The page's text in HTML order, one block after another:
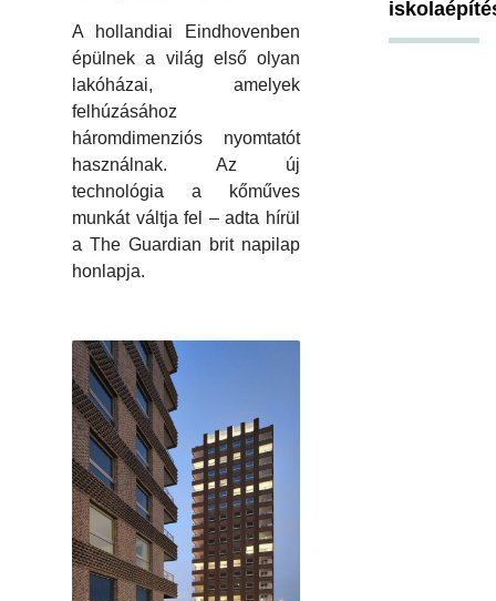
A hollandiai Eindhovenben
épülnek a világ első olyan
lakóházai, amelyek
felhúzásához
háromdimenziós nyomtatót
használnak. Az új
technológia a kőműves
munkát váltja fel – adta hírül
a The Guardian brit napilap
honlapja.